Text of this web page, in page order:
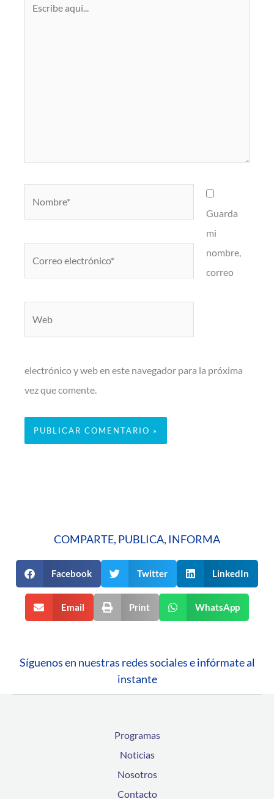
Guarda
mi
nombre,
correo
electrónico y web en este navegador para la próxima
vez que comente.
COMPARTE, PUBLICA, INFORMA
Facebook Twitter LinkedIn
Email Print WhatsApp
Síguenos en nuestras redes sociales e infórmate al
instante
Programas
Noticias
Nosotros
Contacto